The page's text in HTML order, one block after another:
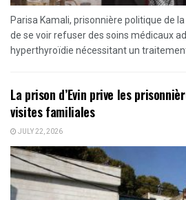
Parisa Kamali, prisonnière politique de
de se voir refuser des soins médicaux
hyperthyroïdie nécessitant un traitement
La prison d’Evin prive les
visites familiales
JULY 22, 2026